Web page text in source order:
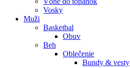
Vosky
Muži
Basketbal
Obuv
Beh
Oblečenie
Bundy & vesty